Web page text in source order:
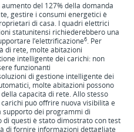
del 127% della domanda
gestire i consumi energetici è
di casa. I quadri elettrici
statunitensi richiederebbero una
l’elettrificazione6. Per
di rete, molte abitazioni
intelligente dei carichi: non
funzionanti
di gestione intelligente dei
molte abitazioni possono
capacità di rete. Allo stesso
può offrire nuova visibilità e
dei programmi di
questi è stato dimostrato con test
di fornire informazioni dettagliate